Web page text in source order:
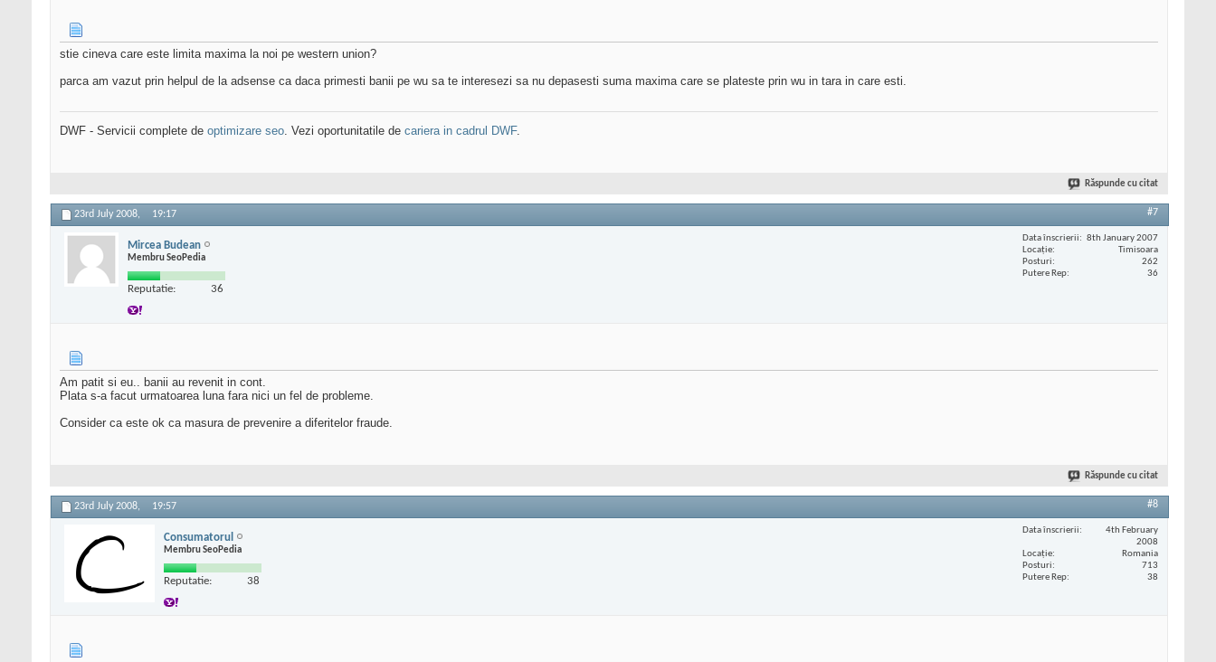
stie cineva care este limita maxima la noi pe western union?
parca am vazut prin helpul de la adsense ca daca primesti banii pe wu sa te interesezi sa nu depasesti suma maxima care se plateste prin wu in tara in care esti.
DWF - Servicii complete de optimizare seo. Vezi oportunitatile de cariera in cadrul DWF.
Răspunde cu citat
23rd July 2008, 19:17 #7
Mircea Budean
Membru SeoPedia
Reputatie: 36
Data înscrierii
8th January 2007
Locaţie
Timisoara
Posturi
262
Putere Rep
36
Am patit si eu.. banii au revenit in cont.
Plata s-a facut urmatoarea luna fara nici un fel de probleme.
Consider ca este ok ca masura de prevenire a diferitelor fraude.
Răspunde cu citat
23rd July 2008, 19:57 #8
Consumatorul
Membru SeoPedia
Reputatie: 38
Data înscrierii
4th February
2008
Locaţie
Romania
Posturi
713
Putere Rep
38